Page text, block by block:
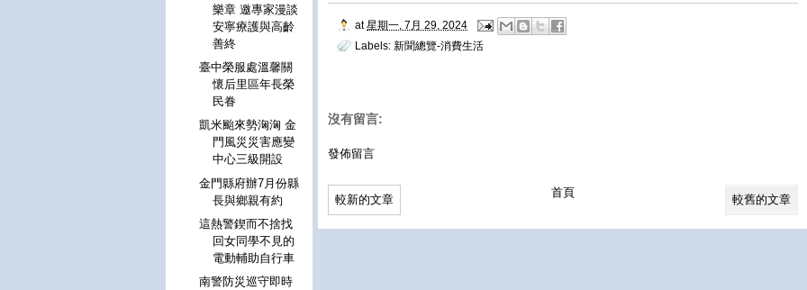
at 星期一, 7月 29, 2024
Labels: 新聞總覽-消費生活
沒有留言:
發佈留言
較新的文章 較舊的文章
首頁
樂章 邀專家漫談
安寧療護與高齡
善終
臺中榮服處溫馨關
懷后里區年長榮
民眷
凱米颱來勢洶洶 金
門風災災害應變
中心三級開設
金門縣府辦7月份縣
長與鄉親有約
這熱警鍥而不捨找
回女同學不見的
電動輔助自行車
南警防災巡守即時